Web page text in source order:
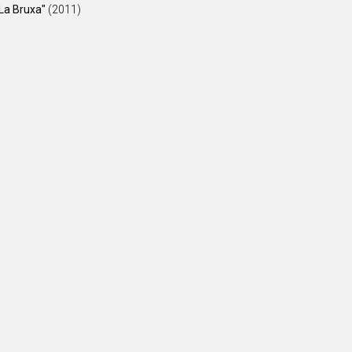
Bruxa" (2011)